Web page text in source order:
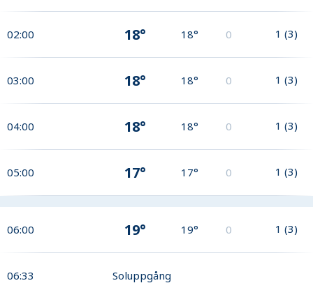
02:00 18° 18° 0 1 (3)
03:00 18° 18° 0 1 (3)
04:00 18° 18° 0 1 (3)
05:00 17° 17° 0 1 (3)
06:00 19° 19° 0 1 (3)
06:33 Soluppgång